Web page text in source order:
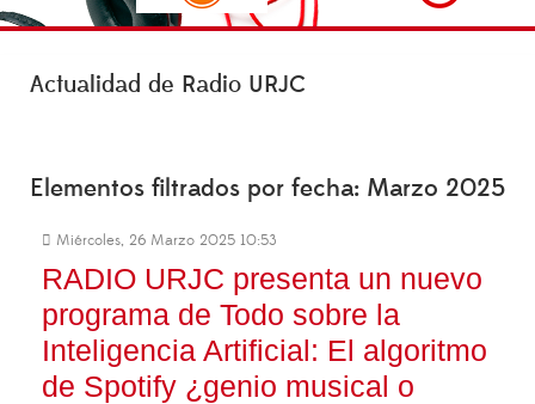
Actualidad de Radio URJC
Elementos filtrados por fecha: Marzo 2025
Miércoles, 26 Marzo 2025 10:53
RADIO URJC presenta un nuevo
programa de Todo sobre la
Inteligencia Artificial: El algoritmo
de Spotify ¿genio musical o